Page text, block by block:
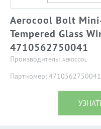
Aerocool Bolt
Tempered Glass
4710562750041
Производитель: AEROCOOL
Партномер: 4710562750041